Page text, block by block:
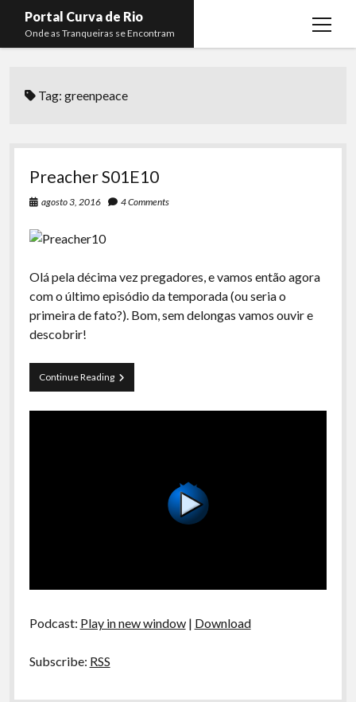
Portal Curva de Rio
Onde as Tranqueiras se Encontram
open
Curva de Rio
Boca do Lixo
Rachão na Beira do RIo
Arquivo CDR
Papo Tranqueira
A Ripa É a Lei
Especiais
Membros
open
Rafael Almeida
Tag:greenpeace
Preacher S01E10
agosto 3, 2016 4 Comments
Olá pela décima vez pregadores, e vamos então agora
com o último episódio da temporada (ou seria o
primeira de fato?). Bom, sem delongas vamos ouvir e
descobrir!
Continue ReadingPreacher
S01E10
Podcast: Play in new window| Download
Subscribe: RSS